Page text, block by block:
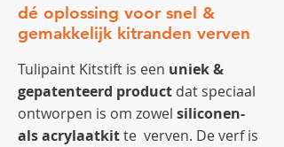
dé oplossing voor snel &
gemakkelijk kitranden verven
Tulipaint Kitstift is een uniek &
gepatenteerd product dat speciaal
ontworpen is om zowel siliconen-
als acrylaatkitte verven. De verf is